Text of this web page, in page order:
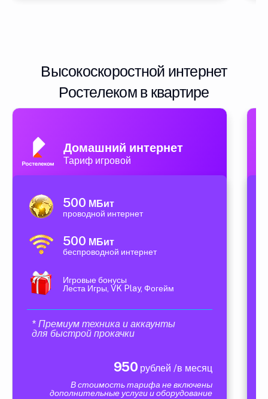
Высокоскоростной интернет
Ростелеком в квартире
Домашний интернет
Тариф игровой
500 МБит
проводной интернет
500 МБит
беспроводной интернет
Игровые бонусы
Леста Игры, VK Play, Фогейм
* Премиум техника и аккаунты
для быстрой прокачки
950 рублей /в месяц
В стоимость тарифа не включены
дополнительные услуги и оборудование